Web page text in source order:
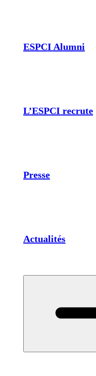
ESPCI Alumni
L’ESPCI recrute
Presse
Actualités